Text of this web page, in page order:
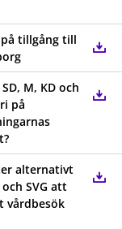
tillgång till
M, KD och
på
alternativt
SVG att
vårdbesök